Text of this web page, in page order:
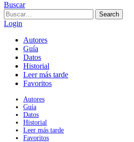
Buscar
Search
for:
Search
Login
Autores
Guía
Datos
Historial
Leer más tarde
Favoritos
Autores
Guía
Datos
Historial
Leer más tarde
Favoritos